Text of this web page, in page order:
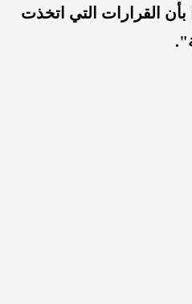
القرارات التي اتخذت